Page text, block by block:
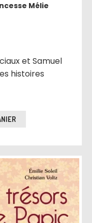
Mélie
et Samuel
histoires